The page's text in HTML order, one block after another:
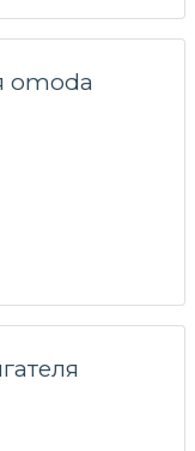
omoda